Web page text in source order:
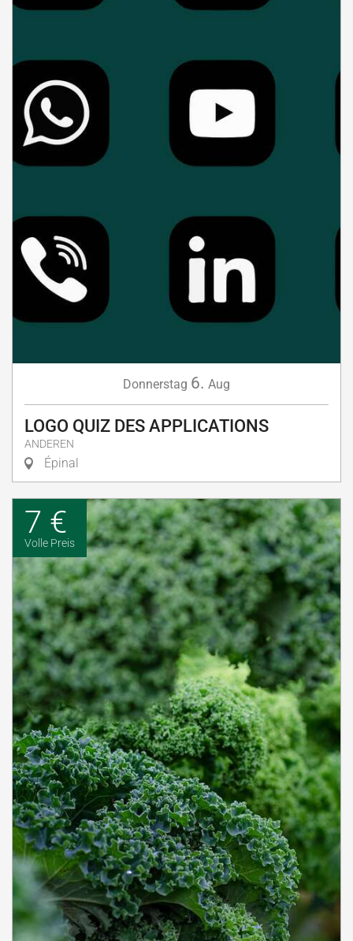
Donnerstag 6. Aug
LOGO QUIZ DES APPLICATIONS
ANDEREN
Épinal
7 €
Volle Preis